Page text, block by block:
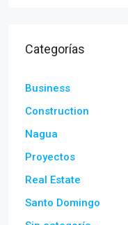
Categorías
Business
Construction
Nagua
Proyectos
Real Estate
Santo Domingo